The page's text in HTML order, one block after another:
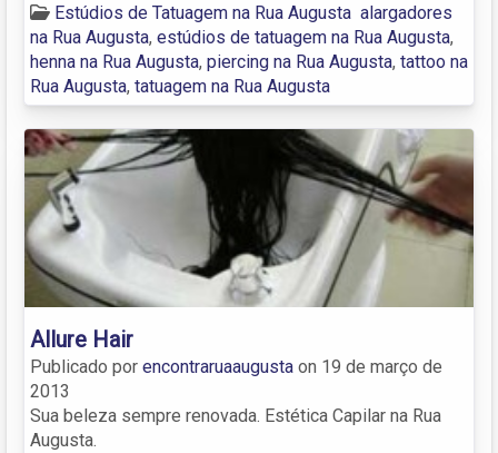
Estúdios de Tatuagem na Rua Augusta alargadores
na Rua Augusta, estúdios de tatuagem na Rua Augusta,
henna na Rua Augusta, piercing na Rua Augusta, tattoo na
Rua Augusta, tatuagem na Rua Augusta
Allure Hair
Publicado por encontraruaaugusta on 19 de março de
2013
Sua beleza sempre renovada. Estética Capilar na Rua
Augusta.